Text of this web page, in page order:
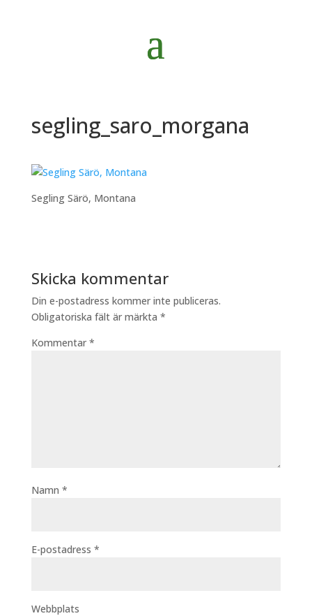
segling_saro_morgana
Segling Särö, Montana
Skicka kommentar
Din e-postadress kommer inte publiceras.
Obligatoriska fält är märkta *
Kommentar *
Namn *
E-postadress *
Webbplats